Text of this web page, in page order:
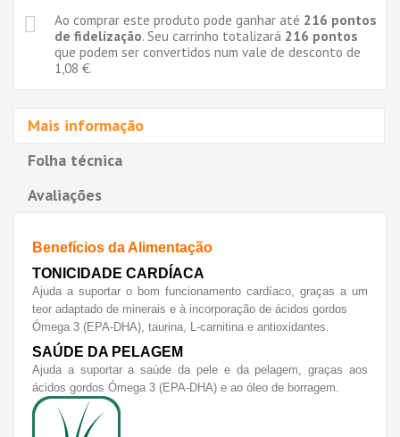
Ao comprar este produto pode ganhar até 216 pontos
de fidelização. Seu carrinho totalizará 216 pontos
que podem ser convertidos num vale de desconto de
1,08 €.
Mais informação
Folha técnica
Avaliações
Benefícios da Alimentação
TONICIDADE CARDÍACA
Ajuda a suportar o bom funcionamento cardíaco, graças a um
teor adaptado de minerais e à incorporação de ácidos gordos
Ómega 3 (EPA-DHA), taurina, L-carnitina e antioxidantes.
SAÚDE DA PELAGEM
Ajuda a suportar a saúde da pele e da pelagem, graças aos
ácidos gordos Ómega 3 (EPA-DHA) e ao óleo de borragem.